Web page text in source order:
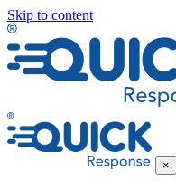
Skip to content
×